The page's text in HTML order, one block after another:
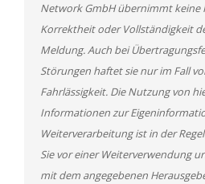
Network GmbH übernimmt keine
Korrektheit oder Vollständigkeit
Meldung. Auch bei
Störungen haftet sie nur im Fall
Fahrlässigkeit. Die Nutzung von
Informationen zur
Weiterverarbeitung ist in der
Sie vor einer Weiterverwendung
mit dem angegebenen